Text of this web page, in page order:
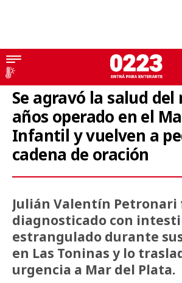
Hospital Materno Infantil
Se agravó la salud del
años operado en el
Infantil y vuelven a
cadena de oración
Julián Valentín Petronari
diagnosticado con
estrangulado durante
en Las Toninas y lo
urgencia a Mar del Plata.